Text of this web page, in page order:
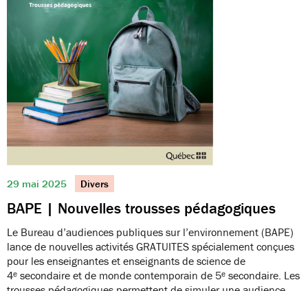
29 mai 2025 Divers
BAPE | Nouvelles trousses pédagogiques
Le Bureau d’audiences publiques sur l’environnement (BAPE)
lance de nouvelles activités GRATUITES spécialement conçues
pour les enseignantes et enseignants de science de
4ᵉ secondaire et de monde contemporain de 5ᵉ secondaire. Les